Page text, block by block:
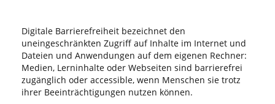
Digitale Barrierefreiheit bezeichnet den
uneingeschränkten Zugriff auf Inhalte im Internet und
Dateien und Anwendungen auf dem eigenen Rechner:
Medien, Lerninhalte oder Webseiten sind barrierefrei
zugänglich oder accessible, wenn Menschen sie trotz
ihrer Beeinträchtigungen nutzen können.